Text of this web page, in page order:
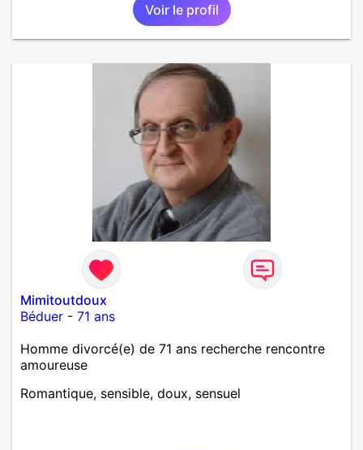
Voir le profil
Mimitoutdoux
Béduer - 71 ans
Homme divorcé(e) de 71 ans recherche rencontre
amoureuse
Romantique, sensible, doux, sensuel